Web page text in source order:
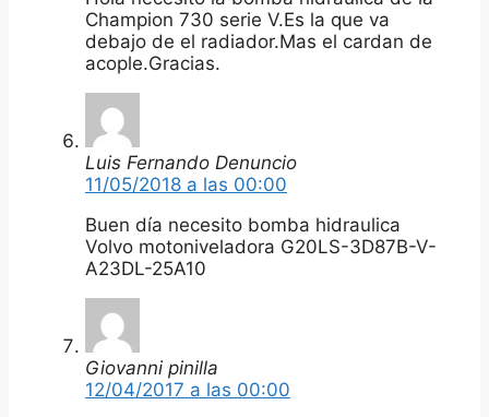
Champion 730 serie V.Es la que va
debajo de el radiador.Mas el cardan de
acople.Gracias.
Luis Fernando Denuncio
11/05/2018 a las 00:00
Buen día necesito bomba hidraulica
Volvo motoniveladora G20LS-3D87B-V-
A23DL-25A10
Giovanni pinilla
12/04/2017 a las 00:00